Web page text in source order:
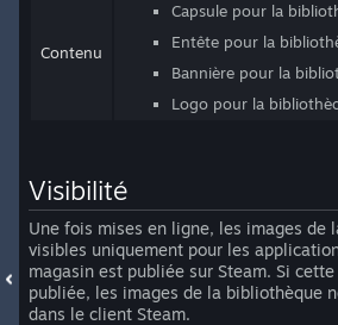
Contenu
Capsule pour la
Entête pour la
Bannière pour la
Logo pour la
Visibilité
Une fois mises en ligne, les images de
visibles uniquement pour les
magasin est publiée sur Steam. Si
publiée, les images de la bibliothèque
dans le client Steam.